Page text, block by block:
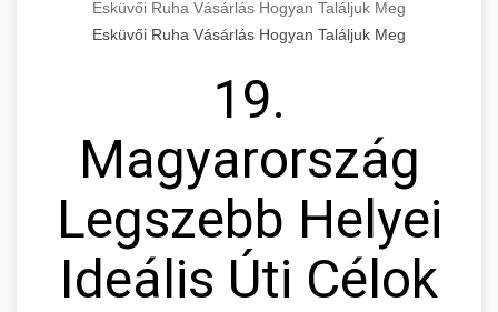
Esküvői Ruha Vásárlás Hogyan Találjuk Meg
Esküvői Ruha Vásárlás Hogyan Találjuk Meg
19.
Magyarország
Legszebb Helyei
Ideális Úti Célok